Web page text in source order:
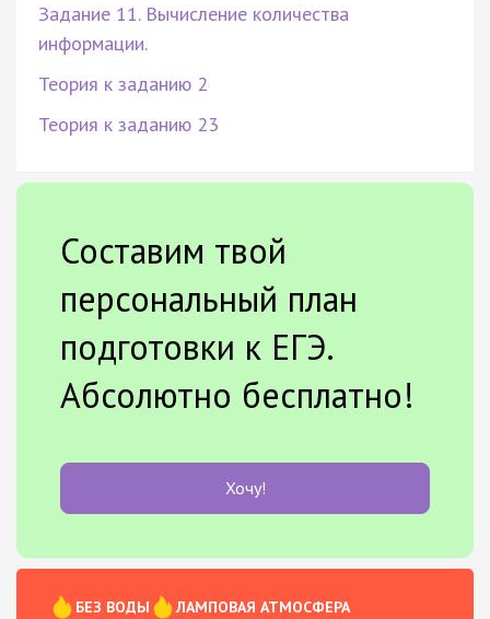
Задание 11. Вычисление количества
информации.
Теория к заданию 2
Теория к заданию 23
Составим твой
персональный план
подготовки к ЕГЭ.
Абсолютно бесплатно!
Хочу!
БЕЗ ВОДЫ
ЛАМПОВАЯ АТМОСФЕРА